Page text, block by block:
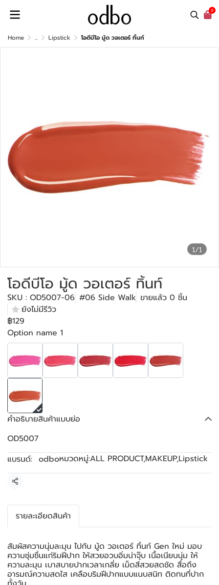
0
Home ... Lipstick โอดีบีโอ มู้ด วอเตอร์ ทิ้นท์
1/1
โอดีบีโอ มู้ด วอเตอร์ ทิ้นท์
SKU : OD5007-06 #06 Side Walk ขายแล้ว 0 ชิ้น
ยังไม่มีรีวิว
฿129
Option name 1
คำอธิบายสินค้าแบบย่อ
OD5007
แบรนด์: odboหมวดหมู่:ALL PRODUCT,MAKEUP,Lipstick
แชร์
รายละเอียดสินค้า
สัมผัสความนุ่มละมุน ไปกับ มู้ด วอเตอร์ ทิ้นท์ Gen ใหม่ มอบ
ความชุ่มชื่นแก่ริมฝีปาก ให้สวยอวบอิ่มน่าจุ๊บ เนื้อเนียนนุ่ม ให้
ความละมุน เบาสบายปากเวลาเกลี่ย เม็ดสีสวยสดชัด สื่อถึง
อารมณ์ความสดใส เคลือบริมฝีปากแบบแนบสนิท ติดทนที่ปาก